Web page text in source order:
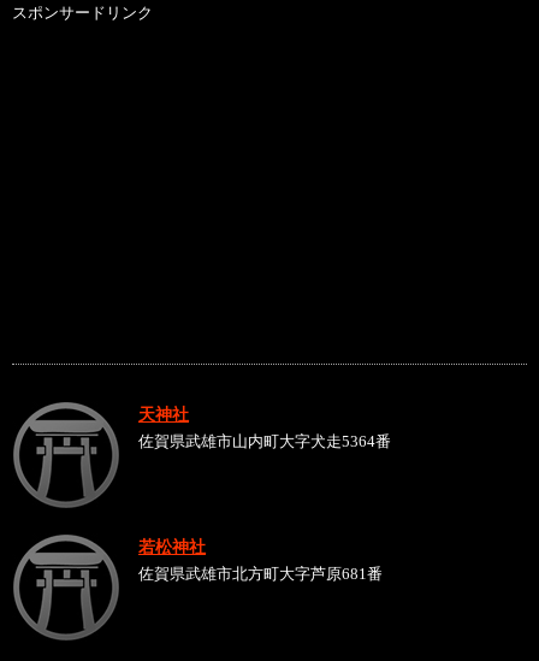
スポンサードリンク
天神社
佐賀県武雄市山内町大字犬走5364番
若松神社
佐賀県武雄市北方町大字芦原681番